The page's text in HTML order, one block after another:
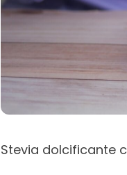
Stevia dolcificante